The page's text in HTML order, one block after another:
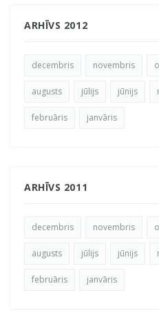
ARHĪVS 2012
decembris novembris
augusts jūlijs jūnijs
februāris janvāris
ARHĪVS 2011
decembris novembris
augusts jūlijs jūnijs
februāris janvāris